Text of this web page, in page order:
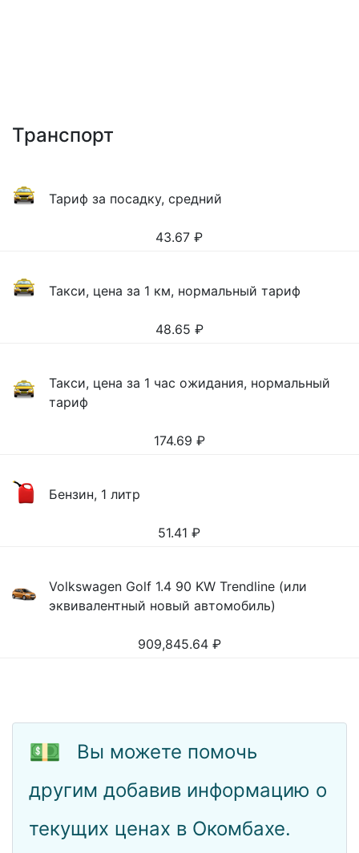
Транспорт
Тариф за посадку, средний
43.67 ₽
Такси, цена за 1 км, нормальный тариф
48.65 ₽
Такси, цена за 1 час ожидания, нормальный
тариф
174.69 ₽
Бензин, 1 литр
51.41 ₽
Volkswagen Golf 1.4 90 KW Trendline (или
эквивалентный новый автомобиль)
909,845.64 ₽
💵
Вы можете помочь
другим добавив информацию о
текущих ценах в Окомбахе.